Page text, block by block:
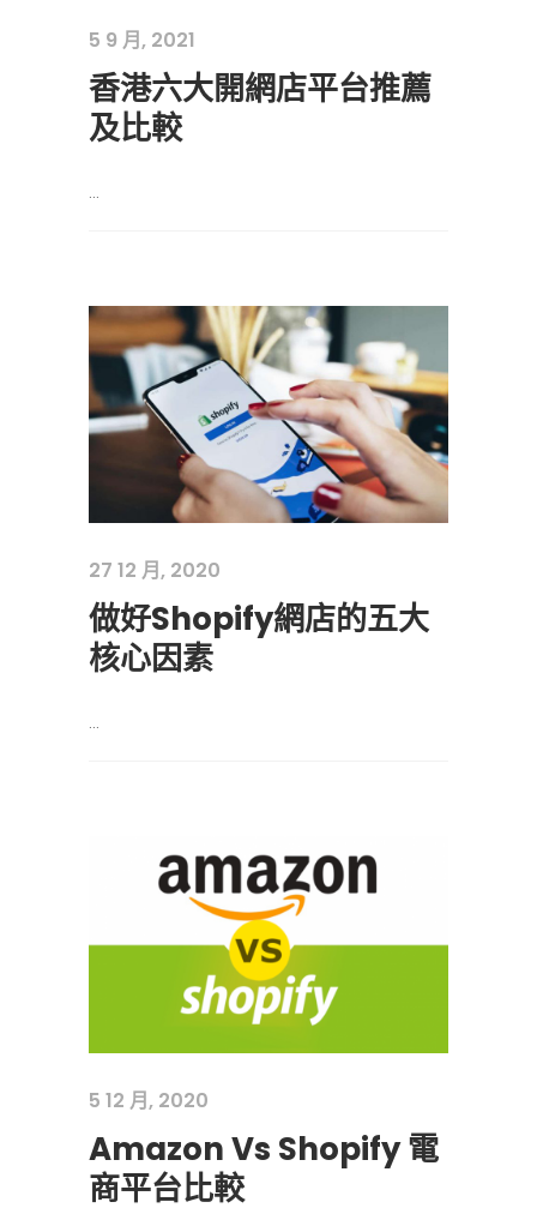
5 9 月, 2021
香港六大開網店平台推薦
及比較
...
27 12 月, 2020
做好Shopify網店的五大
核心因素
...
5 12 月, 2020
Amazon Vs Shopify 電
商平台比較